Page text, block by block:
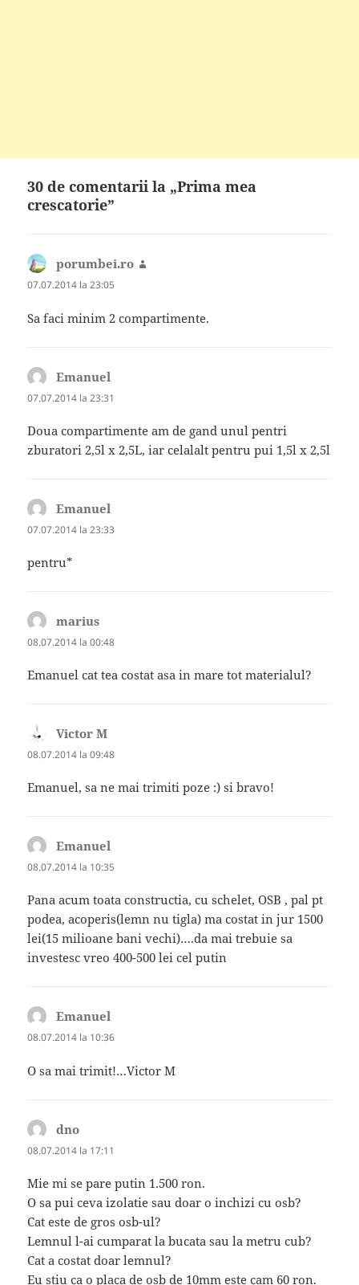
30 de comentarii la „Prima mea
crescatorie”
porumbei.ro
07.07.2014 la 23:05
Sa faci minim 2 compartimente.
Emanuel
07.07.2014 la 23:31
Doua compartimente am de gand unul pentri
zburatori 2,5l x 2,5L, iar celalalt pentru pui 1,5l x 2,5l
Emanuel
07.07.2014 la 23:33
pentru*
marius
08.07.2014 la 00:48
Emanuel cat tea costat asa in mare tot materialul?
Victor M
08.07.2014 la 09:48
Emanuel, sa ne mai trimiti poze :) si bravo!
Emanuel
08.07.2014 la 10:35
Pana acum toata constructia, cu schelet, OSB , pal pt
podea, acoperis(lemn nu tigla) ma costat in jur 1500
lei(15 milioane bani vechi)….da mai trebuie sa
investesc vreo 400-500 lei cel putin
Emanuel
08.07.2014 la 10:36
O sa mai trimit!…Victor M
dno
08.07.2014 la 17:11
Mie mi se pare putin 1.500 ron.
O sa pui ceva izolatie sau doar o inchizi cu osb?
Cat este de gros osb-ul?
Lemnul l-ai cumparat la bucata sau la metru cub?
Cat a costat doar lemnul?
Eu stiu ca o placa de osb de 10mm este cam 60 ron.